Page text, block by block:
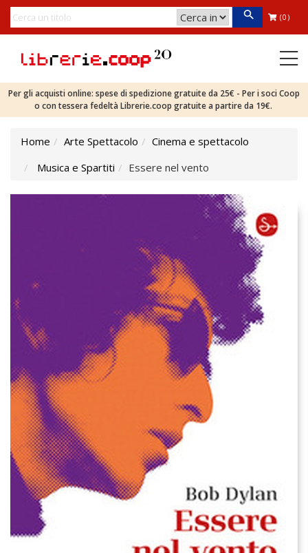
(0)
Per gli acquisti online: spese di spedizione gratuite da 25€ - Per i soci Coop
o con tessera fedeltà Librerie.coop gratuite a partire da 19€.
Home Arte Spettacolo
Cinema e spettacolo
Musica e Spartiti
Essere nel vento